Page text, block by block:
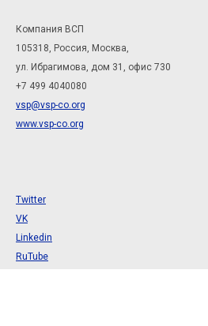
Компания ВСП
105318, Россия, Москва,
ул. Ибрагимова, дом 31, офис 730
+7 499 4040080
vsp@vsp-co.org
www.vsp-co.org
Twitter
VK
Linkedin
RuTube